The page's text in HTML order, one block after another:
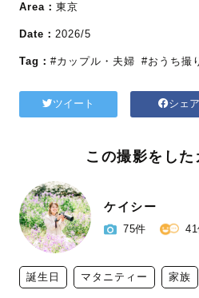
Area： 東京
Date： 2026/5
Tag： #カップル・夫婦 #おうち撮
ツイート シェア
この撮影をし
ケイシー
75件
誕生日 マタニティー 家族